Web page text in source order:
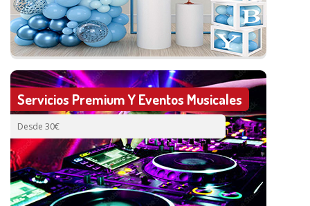
Servicios Premium Y Eventos Musicales
Desde 30€